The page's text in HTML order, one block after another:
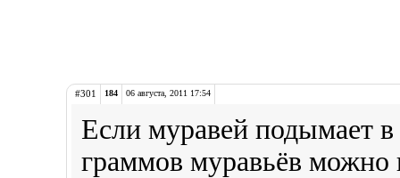
#301 184 06 августа, 2011 17:54
Если муравей подымает в
граммов муравьёв можно